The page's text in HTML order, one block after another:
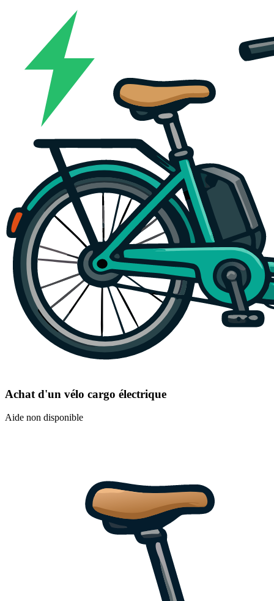
Achat d'un vélo cargo électrique
Aide non disponible